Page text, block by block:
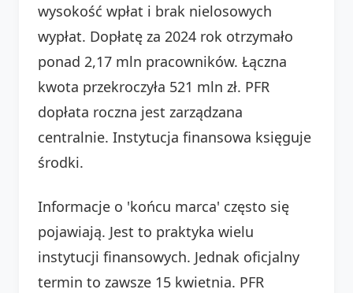
wysokość wpłat i brak nielosowych
wypłat. Dopłatę za 2024 rok otrzymało
ponad 2,17 mln pracowników. Łączna
kwota przekroczyła 521 mln zł. PFR
dopłata roczna jest zarządzana
centralnie. Instytucja finansowa księguje
środki.
Informacje o 'końcu marca' często się
pojawiają. Jest to praktyka wielu
instytucji finansowych. Jednak oficjalny
termin to zawsze 15 kwietnia. PFR